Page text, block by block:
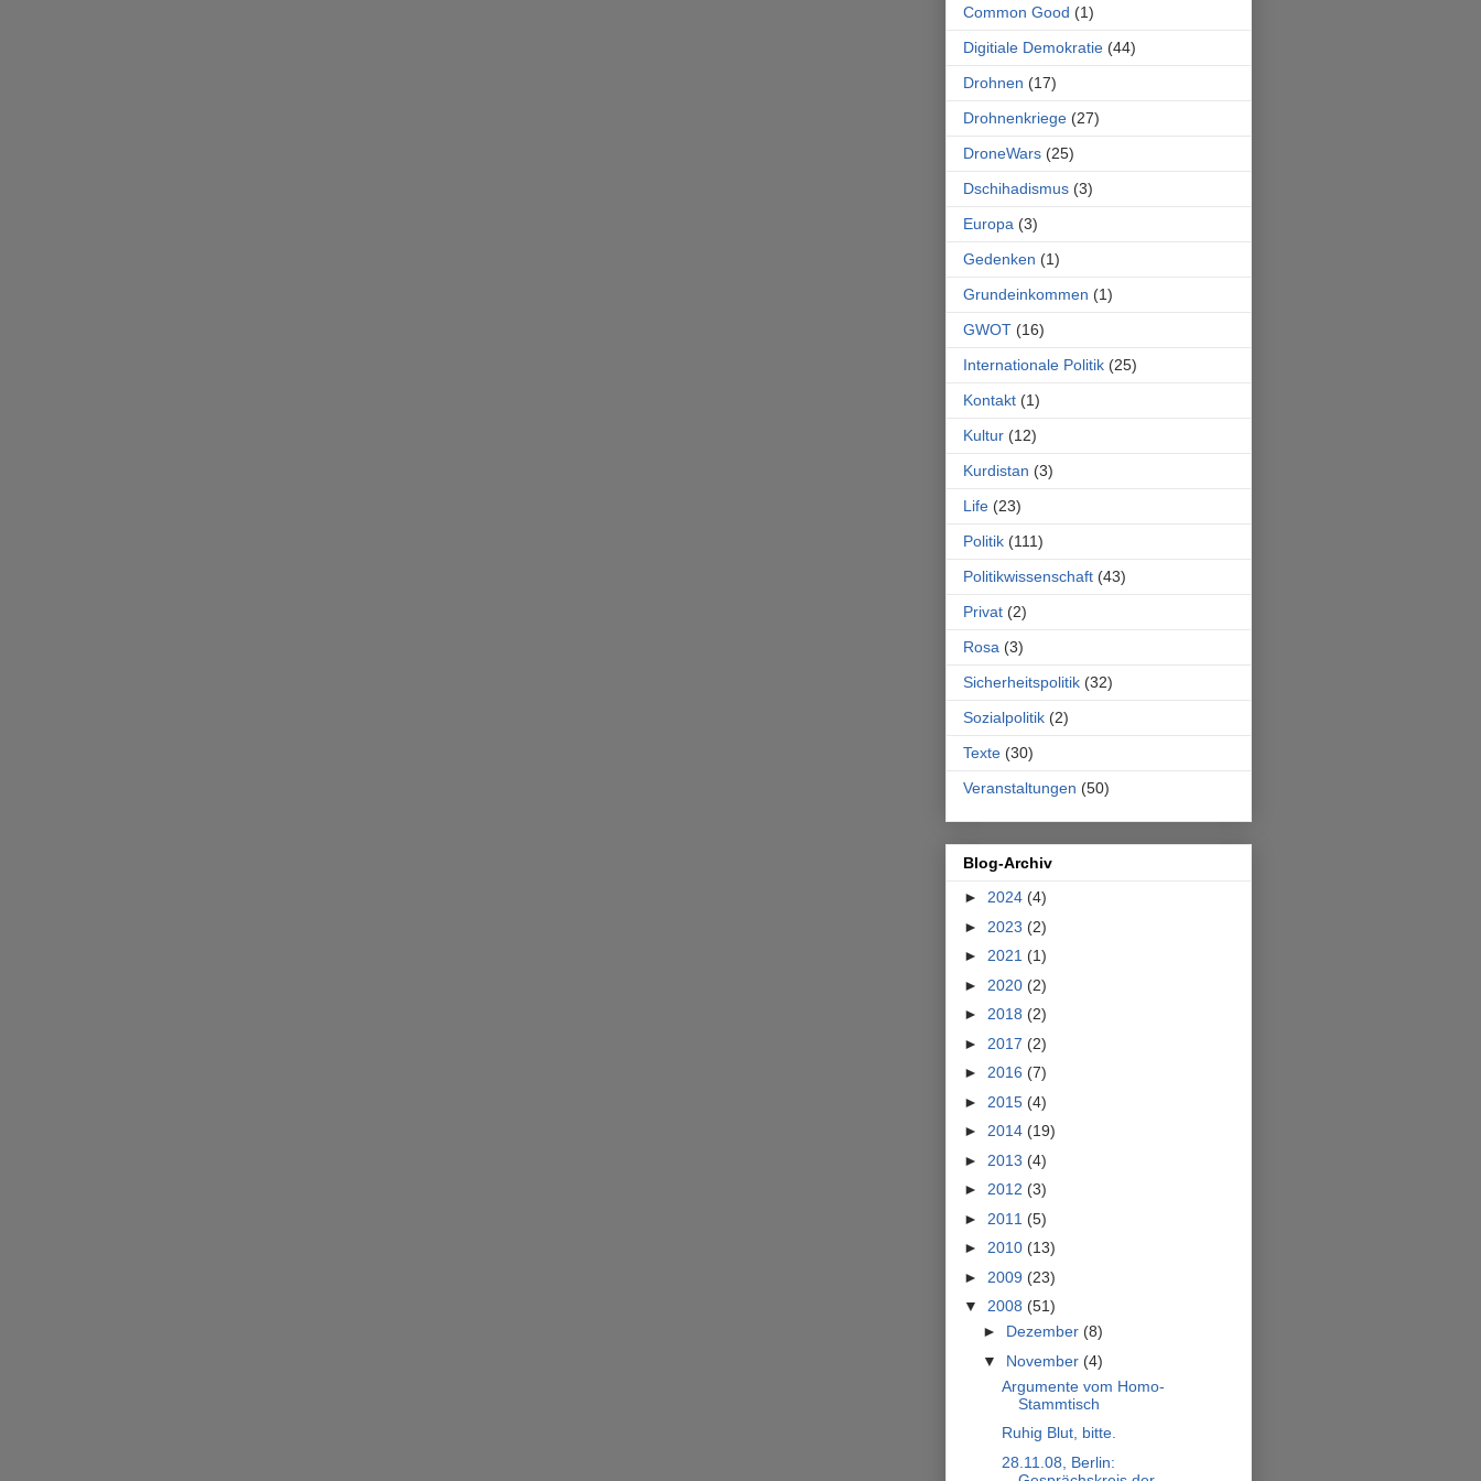
Common Good (1)
Digitiale Demokratie (44)
Drohnen (17)
Drohnenkriege (27)
DroneWars (25)
Dschihadismus (3)
Europa (3)
Gedenken (1)
Grundeinkommen (1)
GWOT (16)
Internationale Politik (25)
Kontakt (1)
Kultur (12)
Kurdistan (3)
Life (23)
Politik (111)
Politikwissenschaft (43)
Privat (2)
Rosa (3)
Sicherheitspolitik (32)
Sozialpolitik (2)
Texte (30)
Veranstaltungen (50)
Blog-Archiv
► 2024 (4)
► 2023 (2)
► 2021 (1)
► 2020 (2)
► 2018 (2)
► 2017 (2)
► 2016 (7)
► 2015 (4)
► 2014 (19)
► 2013 (4)
► 2012 (3)
► 2011 (5)
► 2010 (13)
► 2009 (23)
▼ 2008 (51)
► Dezember (8)
▼ November (4)
Argumente vom Homo-
Stammtisch
Ruhig Blut, bitte.
28.11.08, Berlin: